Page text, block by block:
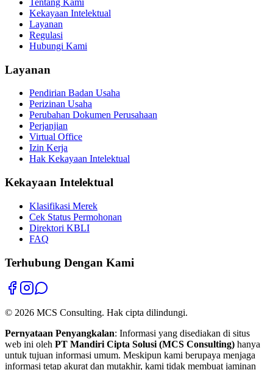
Tentang Kami
Kekayaan Intelektual
Layanan
Regulasi
Hubungi Kami
Layanan
Pendirian Badan Usaha
Perizinan Usaha
Perubahan Dokumen Perusahaan
Perjanjian
Virtual Office
Izin Kerja
Hak Kekayaan Intelektual
Kekayaan Intelektual
Klasifikasi Merek
Cek Status Permohonan
Direktori KBLI
FAQ
Terhubung Dengan Kami
© 2026 MCS Consulting. Hak cipta dilindungi.
Pernyataan Penyangkalan: Informasi yang disediakan di situs
web ini oleh PT Mandiri Cipta Solusi (MCS Consulting) hanya
untuk tujuan informasi umum. Meskipun kami berupaya menjaga
informasi tetap akurat dan mutakhir, kami tidak membuat jaminan